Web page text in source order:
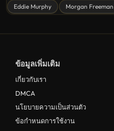
ดูหนังไซไฟ Sci-Fi
ดูหนังญี่ปุ่น Japan
ดูหนังชีวประวัติ Biography
ดูหนังเกาหลีใต้ South Korea
Eddie Murphy
Morgan Freeman
ข้อมูลเพิ่มเติม
เกี่ยวกับเรา
DMCA
นโยบายความเป็นส่วนตัว
ข้อกำหนดการใช้งาน